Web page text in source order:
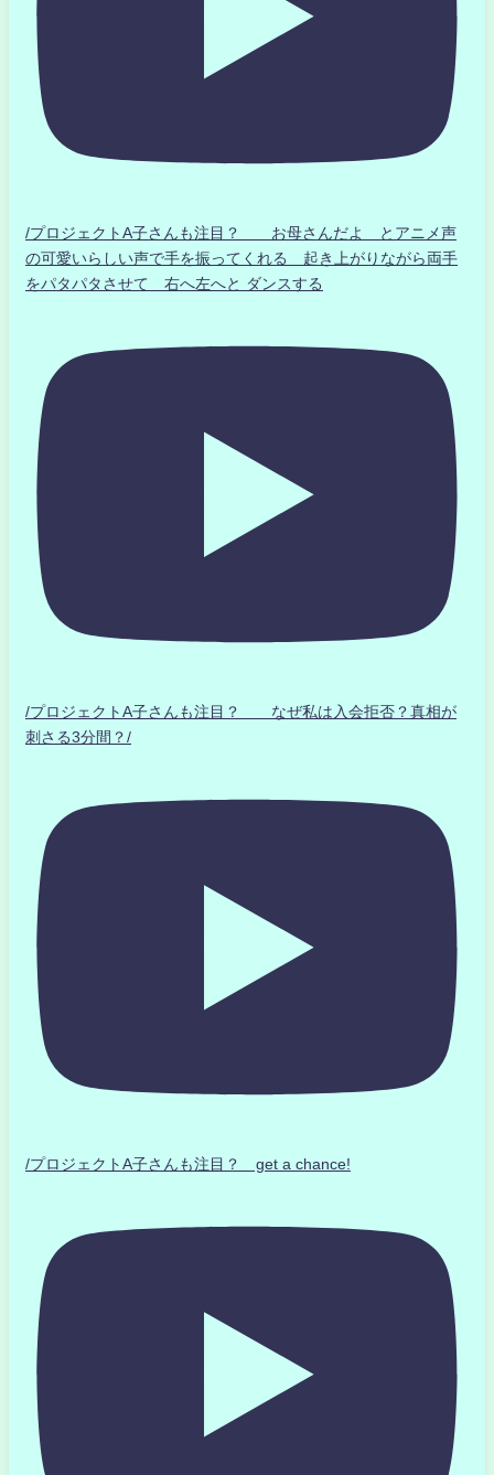
/プロジェクトA子さんも注目？ お母さんだよ とアニメ声
の可愛いらしい声で手を振ってくれる 起き上がりながら両手
をパタパタさせて 右へ左へと ダンスする
/プロジェクトA子さんも注目？ なぜ私は入会拒否？真相が
刺さる3分間？/
/プロジェクトA子さんも注目？ get a chance!